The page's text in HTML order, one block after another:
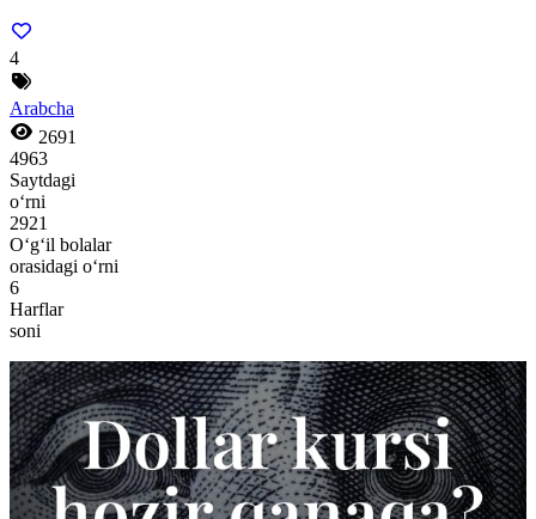
4
Arabcha
2691
4963
Saytdagi
o‘rni
2921
O‘g‘il bolalar
orasidagi o‘rni
6
Harflar
soni